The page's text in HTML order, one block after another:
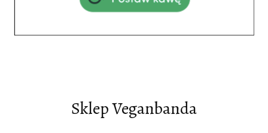
Sklep Veganbanda